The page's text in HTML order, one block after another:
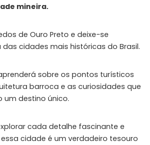
mineira.
de Ouro Preto e deixe-se
cidades mais históricas do Brasil.
sobre os pontos turísticos
barroca e as curiosidades que
um destino único.
cada detalhe fascinante e
cidade é um verdadeiro tesouro